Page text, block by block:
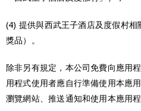
(4) 提供與西武王子酒店及度假村相
獎品）。
除非另有規定，本公司免費向應用
用程式使用者應自行準備使用本應
瀏覽網站、推送通知和使用本應用